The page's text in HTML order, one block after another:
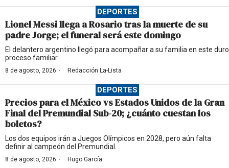
DEPORTES
Lionel Messi llega a Rosario tras la muerte de su
padre Jorge; el funeral será este domingo
El delantero argentino llegó para acompañar a su familia en este duro
proceso familiar.
8 de agosto, 2026 · Redacción La-Lista
DEPORTES
Precios para el México vs Estados Unidos de la Gran
Final del Premundial Sub-20; ¿cuánto cuestan los
boletos?
Los dos equipos irán a Juegos Olímpicos en 2028, pero aún falta
definir al campeón del Premundial.
8 de agosto, 2026 · Hugo García